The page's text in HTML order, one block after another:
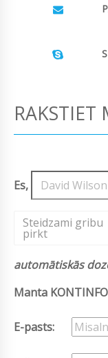
RAKSTIET
Es,
Steidzami gribu
pirkt
automātiskās
Manta
E-pasts: